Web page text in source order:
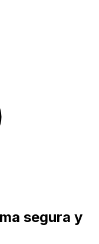
segura y